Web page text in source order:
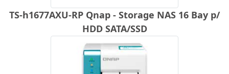
TS-h1677AXU-RP Qnap - Storage NAS 16 Bay p/
HDD SATA/SSD